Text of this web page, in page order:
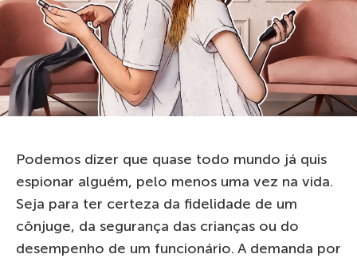
Podemos dizer que quase todo mundo já quis
espionar alguém, pelo menos uma vez na vida.
Seja para ter certeza da fidelidade de um
cônjuge, da segurança das crianças ou do
desempenho de um funcionário. A demanda por